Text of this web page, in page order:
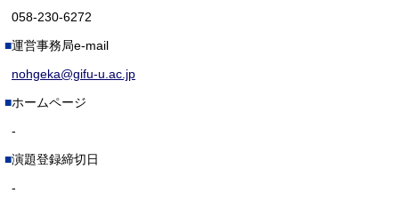
058-230-6272
運営事務局e-mail
nohgeka@gifu-u.ac.jp
ホームページ
-
演題登録締切日
-